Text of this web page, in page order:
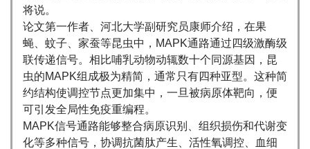
将说。
论文第一作者、河北大学副研究员康师介绍，在果
蝇、蚊子、家蚕等昆虫中，MAPK通路通过四级激酶级
联传递信号。相比哺乳动物动辄数十个同源基因，昆
虫的MAPK组成极为精简，通常只有四种亚型。这种简
约结构使调控节点更加集中，一旦被病原体靶向，便
可引发全局性免疫重编程。
MAPK信号通路能够整合病原识别、组织损伤和代谢变
化等多种信号，协调抗菌肽产生、活性氧调控、血细